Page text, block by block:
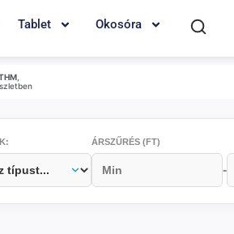
Tablet Okosóra
ÁRSZŰRÉS (FT)
-